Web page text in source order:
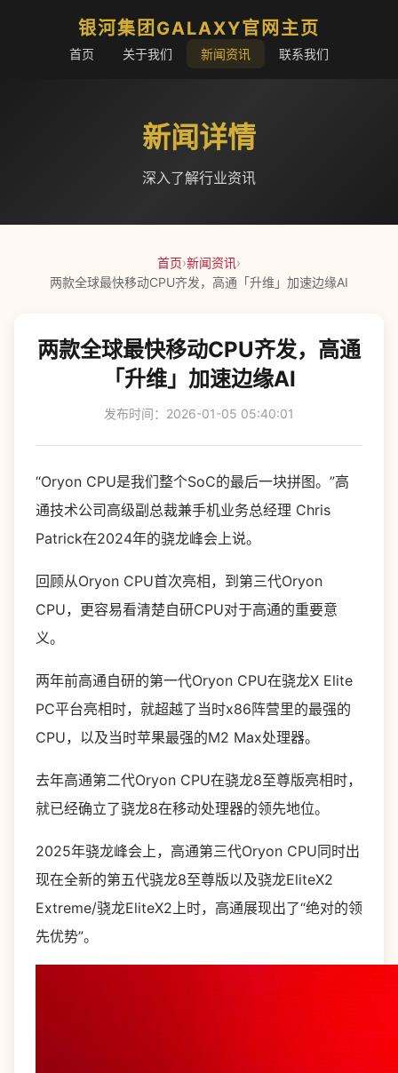
银河集团GALAXY官网主页
首页 关于我们 新闻资讯 联系我们
新闻详情
深入了解行业资讯
首页›新闻资讯›
两款全球最快移动CPU齐发，高通「升维」加速边缘AI
两款全球最快移动CPU齐发，高通
「升维」加速边缘AI
发布时间：2026-01-05 05:40:01
“Oryon CPU是我们整个SoC的最后一块拼图。”高
通技术公司高级副总裁兼手机业务总经理 Chris
Patrick在2024年的骁龙峰会上说。
回顾从Oryon CPU首次亮相，到第三代Oryon
CPU，更容易看清楚自研CPU对于高通的重要意
义。
两年前高通自研的第一代Oryon CPU在骁龙X Elite
PC平台亮相时，就超越了当时x86阵营里的最强的
CPU，以及当时苹果最强的M2 Max处理器。
去年高通第二代Oryon CPU在骁龙8至尊版亮相时，
就已经确立了骁龙8在移动处理器的领先地位。
2025年骁龙峰会上，高通第三代Oryon CPU同时出
现在全新的第五代骁龙8至尊版以及骁龙EliteX2
Extreme/骁龙EliteX2上时，高通展现出了“绝对的领
先优势”。